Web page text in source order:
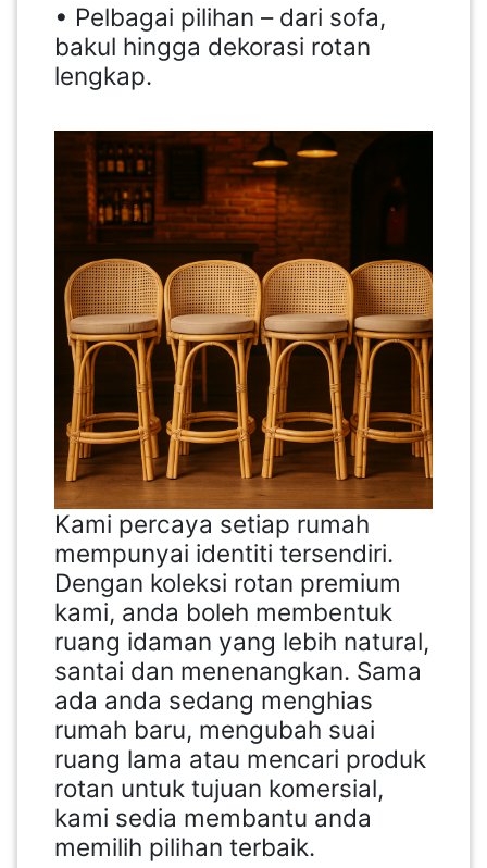
• Pelbagai pilihan – dari sofa,
bakul hingga dekorasi rotan
lengkap.
Kami percaya setiap rumah
mempunyai identiti tersendiri.
Dengan koleksi rotan premium
kami, anda boleh membentuk
ruang idaman yang lebih natural,
santai dan menenangkan. Sama
ada anda sedang menghias
rumah baru, mengubah suai
ruang lama atau mencari produk
rotan untuk tujuan komersial,
kami sedia membantu anda
memilih pilihan terbaik.